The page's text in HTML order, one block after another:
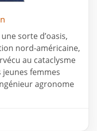
sorte d’oasis,
nord-américaine,
au cataclysme
femmes
agronome